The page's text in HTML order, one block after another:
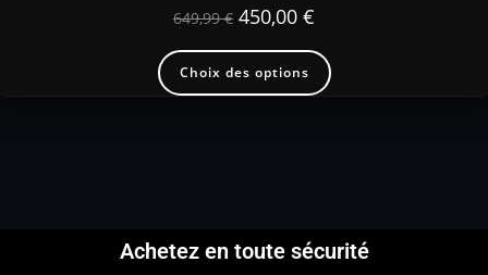
649,99€ 450,00 €
Choix des options
Achetez en toute sécurité